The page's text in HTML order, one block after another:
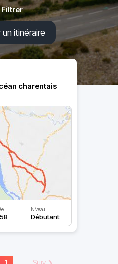
Filtrer
un itinéraire
charentais
Niveau
Débutant